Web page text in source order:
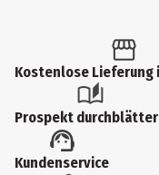
Produkttyp
Rasseln | Greiflinge
Altersempfehlung ab
3 Monate
Kostenlose Lieferung
Prospekt
Kundenservice